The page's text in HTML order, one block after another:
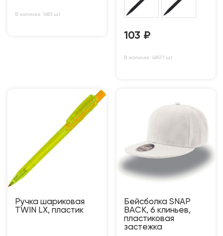
В наличии: 1683 шт
103 ₽
В наличии: 48517 шт
Ручка шариковая
TWIN LX, пластик
Бейсболка SNAP
BACK, 6 клиньев,
пластиковая
застежка